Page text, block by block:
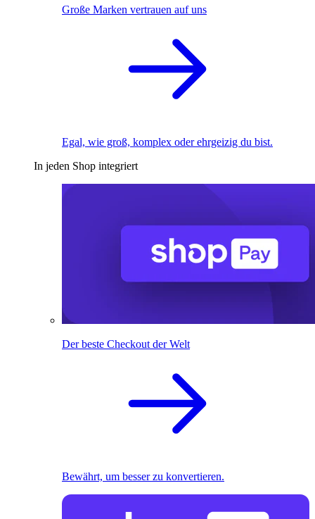
Große Marken vertrauen auf uns
Egal, wie groß, komplex oder ehrgeizig du bist.
In jeden Shop integriert
Der beste Checkout der Welt
Bewährt, um besser zu konvertieren.